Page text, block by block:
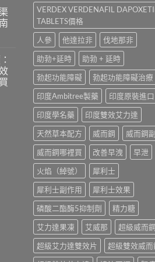
VERDEX VERDENAFIL
TABLETS價格
人參
他達拉非
伐地那非
助勃+延時
助勃 + 延時
勃起功能障礙
勃起功能障礙治療
印度Ambitree製藥
印度原裝進口
印度學名藥
印度雙效艾力達
天然草本配方
威而鋼
威而鋼
威而鋼哪裡買
改善早洩
早泄
火焰（綽號）
犀利士
犀利士副作用
犀利士效果
磷酸二酯酶5抑制劑
精力糖
艾力達果凍
艾威那
超級威而鋼
超級艾力達雙效片
超級雙效威而